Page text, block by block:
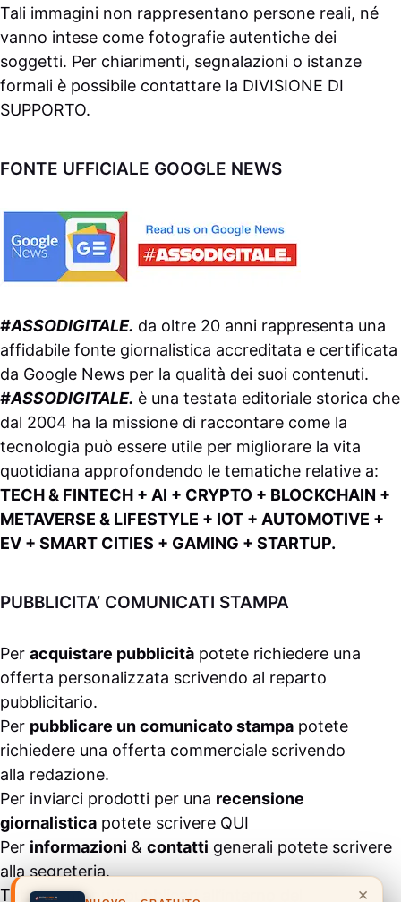
Tali immagini non rappresentano persone reali, né
vanno intese come fotografie autentiche dei
soggetti. Per chiarimenti, segnalazioni o istanze
formali è possibile contattare la DIVISIONE DI
SUPPORTO.
FONTE UFFICIALE GOOGLE NEWS
#ASSODIGITALE. da oltre 20 anni rappresenta una
affidabile fonte giornalistica accreditata e certificata
da Google News per la qualità dei suoi contenuti.
#ASSODIGITALE. è una testata editoriale storica che
dal 2004 ha la missione di raccontare come la
tecnologia può essere utile per migliorare la vita
quotidiana approfondendo le tematiche relative a:
TECH & FINTECH + AI + CRYPTO + BLOCKCHAIN +
METAVERSE & LIFESTYLE + IOT + AUTOMOTIVE +
EV + SMART CITIES + GAMING + STARTUP.
PUBBLICITA’ COMUNICATI STAMPA
Per acquistare pubblicità potete richiedere una
offerta personalizzata scrivendo al reparto
pubblicitario.
Per pubblicare un comunicato stampa potete
richiedere una offerta commerciale scrivendo
alla redazione.
Per inviarci prodotti per una recensione
giornalistica potete scrivere QUI
Per informazioni & contatti generali potete scrivere
allasegreteria.
Tutti i contenuti pubblicati all’interno del
×